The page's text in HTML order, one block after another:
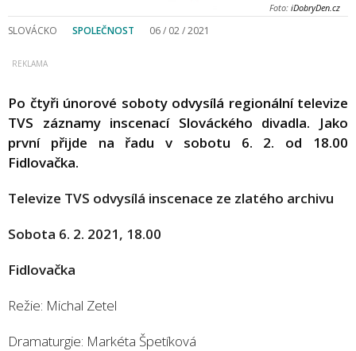
Foto: iDobryDen.cz
SLOVÁCKO SPOLEČNOST 06 / 02 / 2021
Po čtyři únorové soboty odvysílá regionální televize
TVS záznamy inscenací Slováckého divadla. Jako
první přijde na řadu v sobotu 6. 2. od 18.00
Fidlovačka.
Televize TVS odvysílá inscenace ze zlatého archivu
Sobota 6. 2. 2021, 18.00
Fidlovačka
Režie: Michal Zetel
Dramaturgie: Markéta Špetíková